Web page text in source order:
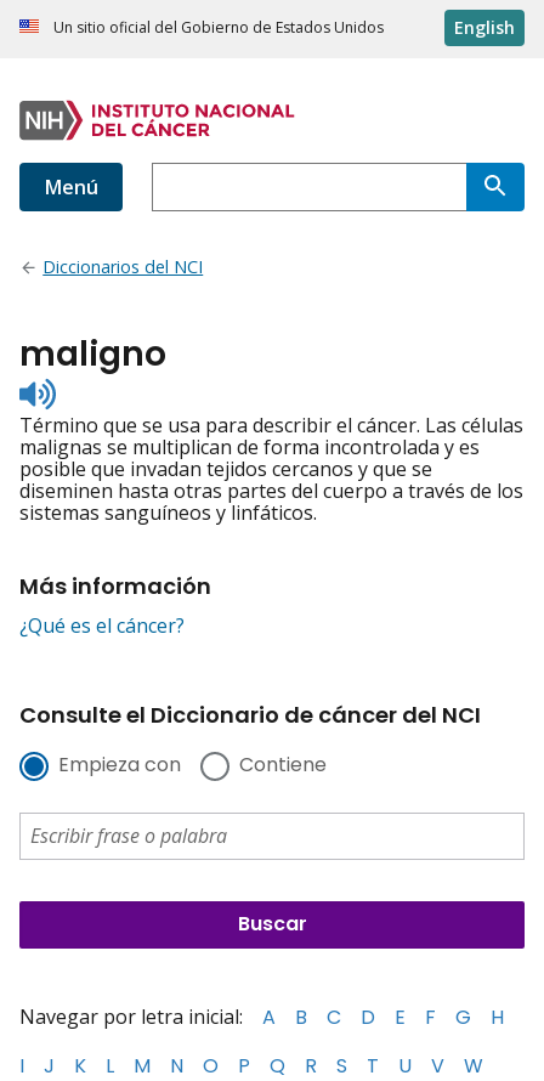
Un sitio oficial del Gobierno de Estados Unidos English
Menú
Diccionarios del NCI
maligno
Listen
to
pronunciation
Término que se usa para describir el cáncer. Las células
malignas se multiplican de forma incontrolada y es
posible que invadan tejidos cercanos y que se
diseminen hasta otras partes del cuerpo a través de los
sistemas sanguíneos y linfáticos.
Más información
¿Qué es el cáncer?
Consulte el Diccionario de cáncer del NCI
Empieza con Contiene
Navegar por letra inicial: A B C D E F G
H
I
J K L M N O P Q R S T U V
W